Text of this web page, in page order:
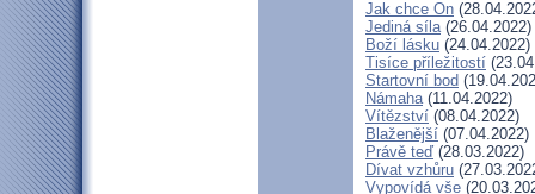
Jak chce On
Jediná síla(26.04.2022)
Boží lásku (24.04.2022)
Tisíce příležitostí
Startovní bod
Námaha(11.04.2022)
Vítězství (08.04.2022)
Blaženější (07.04.2022)
Právě teď (28.03.2022)
Dívat vzhůru
Vypovídá vše